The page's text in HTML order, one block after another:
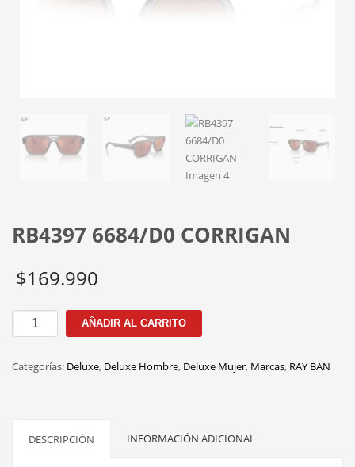
RB4397 6684/D0 CORRIGAN
$169.990
RB4397
6684/D0
cantidad
AÑADIR AL CARRITO
Categorías: Deluxe, Deluxe Hombre, Deluxe Mujer, Marcas, RAY BAN
DESCRIPCIÓN INFORMACIÓN ADICIONAL